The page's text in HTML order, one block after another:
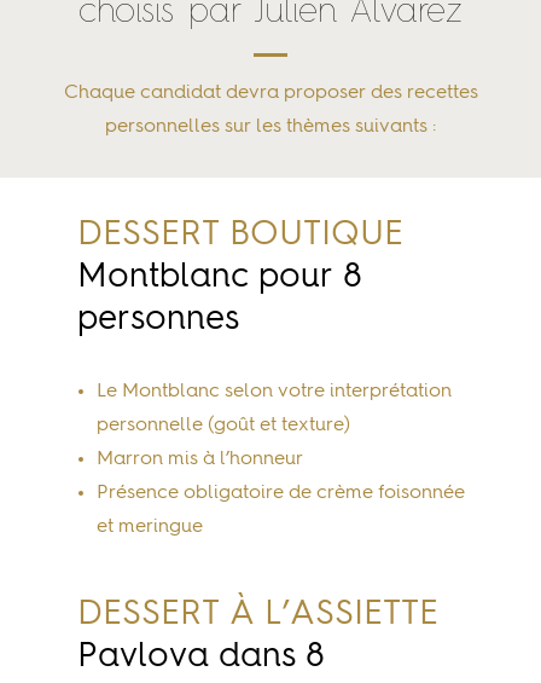
choisis par Julien Alvarez
Chaque candidat devra proposer des recettes
personnelles sur les thèmes suivants :
DESSERT BOUTIQUE
Montblanc pour 8
personnes
Le Montblanc selon votre interprétation
personnelle (goût et texture)
Marron mis à l’honneur
Présence obligatoire de crème foisonnée
et meringue
DESSERT À L’ASSIETTE
Pavlova dans 8